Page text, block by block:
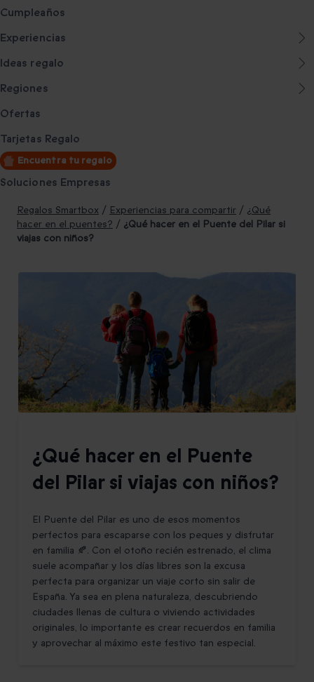
Cumpleaños
Experiencias
Ideas regalo
Regiones
Ofertas
Tarjetas Regalo
Encuentra tu regalo
Soluciones Empresas
Regalos Smartbox / Experiencias para compartir / ¿Qué
hacer en el puentes? / ¿Qué hacer en el Puente del Pilar si
viajas con niños?
¿Qué hacer en el Puente
del Pilar si viajas con niños?
El Puente del Pilar es uno de esos momentos
perfectos para escaparse con los peques y disfrutar
en familia 🍂. Con el otoño recién estrenado, el clima
suele acompañar y los días libres son la excusa
perfecta para organizar un viaje corto sin salir de
España. Ya sea en plena naturaleza, descubriendo
ciudades llenas de cultura o viviendo actividades
originales, lo importante es crear recuerdos en familia
y aprovechar al máximo este festivo tan especial.